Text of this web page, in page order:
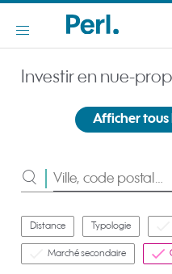
Investir en nue-
Afficher
Distance Typologie
Marché secondaire